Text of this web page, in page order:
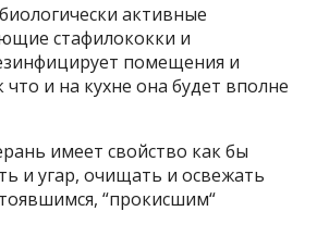
активные
стафилококки и
помещения и
что и на кухне она будет вполне
имеет свойство как бы
и угар, очищать и освежать
“прокисшим“